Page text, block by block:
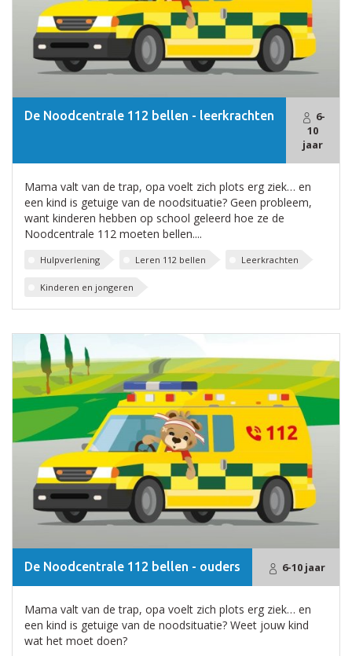
De Noodcentrale 112 bellen - leerkrachten
6-
10
jaar
Mama valt van de trap, opa voelt zich plots erg ziek… en
een kind is getuige van de noodsituatie? Geen probleem,
want kinderen hebben op school geleerd hoe ze de
Noodcentrale 112 moeten bellen....
Hulpverlening Leren 112 bellen Leerkrachten
Kinderen en jongeren
De Noodcentrale 112 bellen - ouders 6-10 jaar
Mama valt van de trap, opa voelt zich plots erg ziek… en
een kind is getuige van de noodsituatie? Weet jouw kind
wat het moet doen?